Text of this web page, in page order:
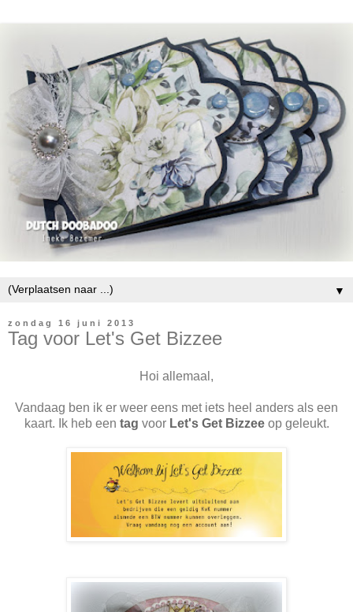
▼
zondag 16 juni 2013
Tag voor Let's Get Bizzee
Hoi allemaal,
Vandaag ben ik er weer eens met iets heel anders als een
kaart. Ik heb een tag voor Let's Get Bizzee op geleukt.